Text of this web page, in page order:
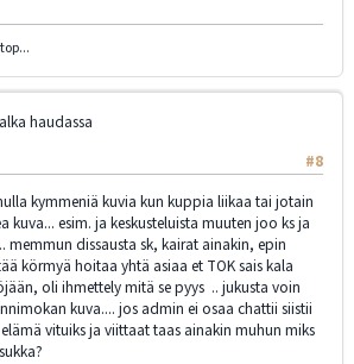
haudassa
#8
kymmeniä kuvia kun kuppia liikaa tai jotain
kuva... esim. ja keskusteluista muuten joo ks ja
memmun dissausta sk, kairat ainakin, epin
körmyä hoitaa yhtä asiaa et TOK sais kala
oli ihmettely mitä se pyys .. jukusta voin
kuva.... jos admin ei osaa chattii siistii
vituiks ja viittaat taas ainakin muhun miks